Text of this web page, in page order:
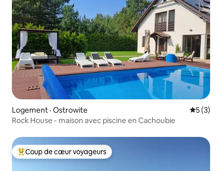
Logement · Ostrowite Note
5 (3)
Rock House - maison avec piscine en Cachoubie
Coup de cœur voyageurs parmi les plus aimés
Coup de cœur voyageurs